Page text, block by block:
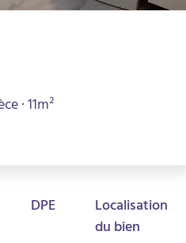
· 11m²
DPE Localisation
du bien